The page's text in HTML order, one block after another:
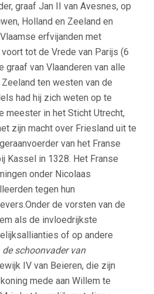
graaf Jan II van Avesnes, op
Holland en Zeeland en
erfvijanden met
tot de Vrede van Parijs (6
graaf van Vlaanderen van alle
ten westen van de
had hij zich weten op te
meester in het Sticht Utrecht,
zijn macht over Friesland uit te
van het Franse
Kassel in 1328. Het Franse
onder Nicolaas
tegen hun
de vorsten van de
als de invloedrijkste
of op andere
de schoonvader van
IV van Beieren, die zijn
mede aan Willem te